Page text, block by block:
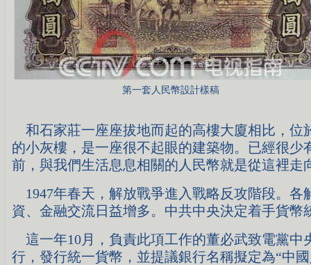
第一套人民幣設計樣稿
和石家莊一座座拔地而起的高樓大廈相比，位
的小灰樓，是一座很不起眼的建築物。已經很少
前，與我們生活息息相關的人民幣就是從這裡走
1947年春天，解放戰爭進入戰略反攻階段。各
資、金融交流日益增多。中共中央決定着手貨幣
這一年10月，負責此項工作的董必武致電黨中
行，發行統一貨幣，並提議銀行名稱擬定為“中